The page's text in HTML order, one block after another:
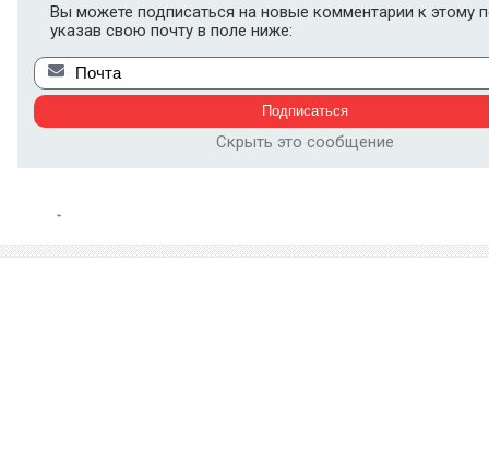
Вы можете подписаться на новые комментарии к этому
указав свою почту в поле ниже:
Скрыть это сообщение